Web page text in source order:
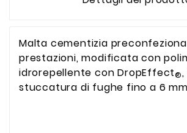
Malta cementizia
prestazioni, modificata con
idrorepellente con DropEffect®
stuccatura di fughe fino a 6